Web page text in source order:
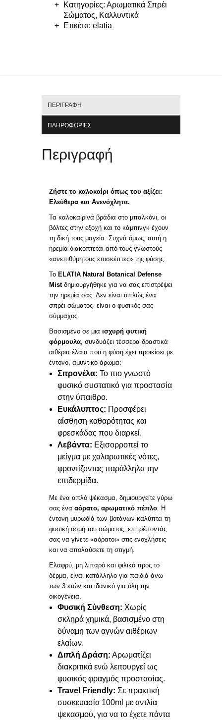
Κατηγορίες:Αρωματικά Σπρέι
Σώματος, Καλλυντικά
Ετικέτα:elatia
ΠΕΡΙΓΡΑΦΉ
ΠΛΗΡΟΦΟΡΊΕΣ
Περιγραφή
Ζήστε το καλοκαίρι όπως του αξίζει:
Ελεύθερα και Ανενόχλητα.
Τα καλοκαιρινά βράδια στο μπαλκόνι, οι
βόλτες στην εξοχή και το κάμπινγκ έχουν
τη δική τους μαγεία. Συχνά όμως, αυτή η
ηρεμία διακόπτεται από τους γνωστούς
«ανεπιθύμητους επισκέπτες» της φύσης.
Το ELATIA Natural Botanical Defense
Mistδημιουργήθηκε για να σας επιστρέψει
την ηρεμία σας. Δεν είναι απλώς ένα
σπρέι σώματος· είναι ο φυσικός σας
σύμμαχος.
Βασισμένο σε μια ισχυρή φυτική
φόρμουλα, συνδυάζει τέσσερα δραστικά
αιθέρια έλαια που η φύση έχει προικίσει με
έντονο, αμυντικό άρωμα:
Σιτρονέλα: Το πιο γνωστό
φυσικό συστατικό για προστασία
στην ύπαιθρο.
Ευκάλυπτος: Προσφέρει
αίσθηση καθαρότητας και
φρεσκάδας που διαρκεί.
Λεβάντα: Εξισορροπεί το
μείγμα με χαλαρωτικές νότες,
φροντίζοντας παράλληλα την
επιδερμίδα.
Με ένα απλό ψέκασμα, δημιουργείτε γύρω
σας ένα αόρατο, αρωματικό πέπλο . Η
έντονη μυρωδιά των βοτάνων καλύπτει τη
φυσική οσμή του σώματος, επιτρέποντάς
σας να γίνετε «αόρατοι» στις ενοχλήσεις
και να απολαύσετε τη στιγμή.
Ελαφρύ, μη λιπαρό και φιλικό προς το
δέρμα, είναι κατάλληλο για παιδιά άνω
των 3 ετών και ιδανικό για όλη την
οικογένεια.
Φυσική Σύνθεση: Χωρίς
σκληρά χημικά, βασισμένο στη
δύναμη των αγνών αιθέριων
ελαίων.
Διπλή Δράση: Αρωματίζει
διακριτικά ενώ λειτουργεί ως
φυσικός φραγμός προστασίας.
Travel Friendly: Σε πρακτική
συσκευασία 100ml με αντλία
ψεκασμού, για να το έχετε πάντα